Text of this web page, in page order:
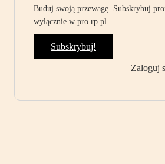
Buduj swoją przewagę. Subskrybuj
wyłącznie w pro.rp.pl.
Subskrybuj!
Zaloguj